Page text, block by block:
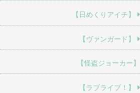
【日めくりアイチ】
【ヴァンガード】
【怪盗ジョーカー】
【ラブライブ！】